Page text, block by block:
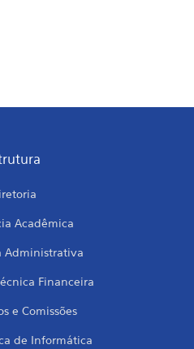
Acadêmica
Administrativa
Financeira
e Comissões
de Informática